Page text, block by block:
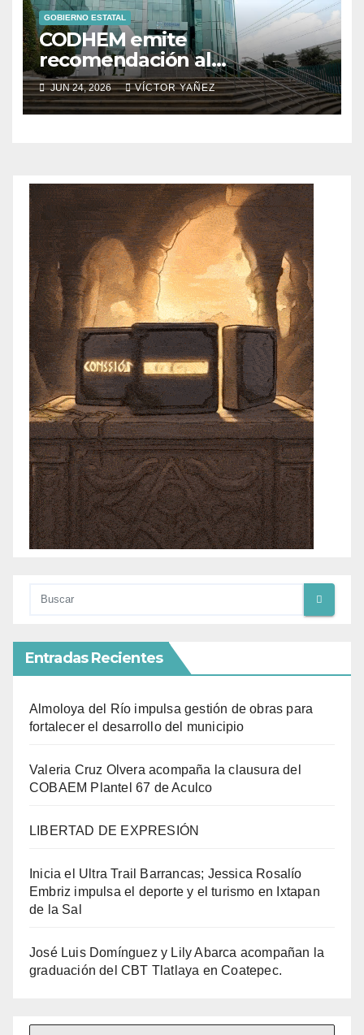
GOBIERNO ESTATAL
CODHEM emite
recomendación al
Ayuntamiento de
Atlacomulco por violaciones a
derechos humanos
JUN 24, 2026 VÍCTOR YAÑEZ
Entradas Recientes
Almoloya del Río impulsa gestión de obras para
fortalecer el desarrollo del municipio
Valeria Cruz Olvera acompaña la clausura del
COBAEM Plantel 67 de Aculco
LIBERTAD DE EXPRESIÓN
Inicia el Ultra Trail Barrancas; Jessica Rosalío
Embriz impulsa el deporte y el turismo en Ixtapan
de la Sal
José Luis Domínguez y Lily Abarca acompañan la
graduación del CBT Tlatlaya en Coatepec.